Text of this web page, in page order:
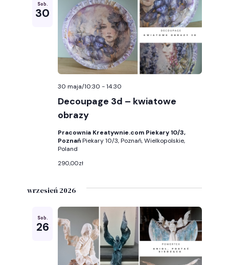
Sob.
30
Decoupage 3d – kwiatowe
obrazy
30 maja/10:30 -14:30
Pracownia Kreatywnie.com Piekary 10/3,
PoznańPiekary 10/3, Poznań, Wielkopolskie,
Poland
290,00zł
wrzesień 2026
Sob.
26